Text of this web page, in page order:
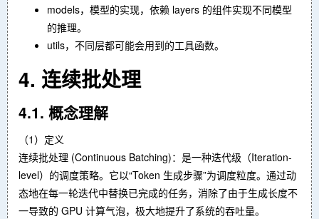
models，模型的实现，依赖 layers 的组件实现不同模型
的推理。
utils，不同层都可能会用到的工具函数。
4. 连续批处理
4.1. 概念理解
（1）定义
连续批处理 (Continuous Batching)：是一种迭代级（Iteration-
level）的调度策略。它以“Token 生成步骤”为调度粒度。通过动
态地在每一轮迭代中替换已完成的任务，消除了由于生成长度不
一导致的 GPU 计算气泡，极大地提升了系统的吞吐量。